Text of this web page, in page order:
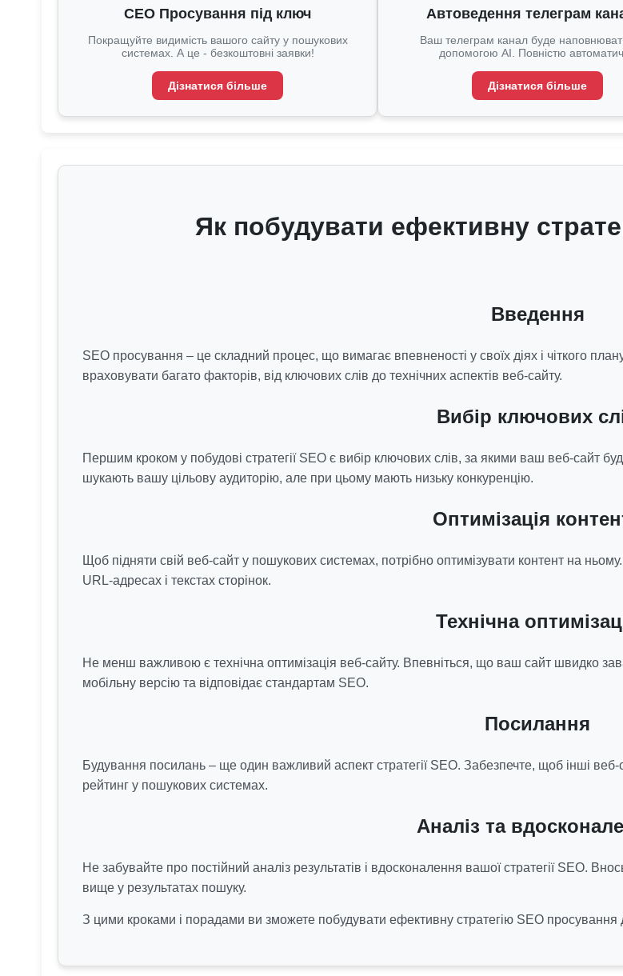
СЕО Просування під ключ
Покращуйте видимість вашого сайту у пошукових
системах. А це - безкоштовні заявки!
Дізнатися більше
Автоведення телеграм
Ваш телеграм канал буде
допомогою AI. Повністю
Дізнатися більше
Як побудувати ефективну
Введення
SEO просування – це складний процес, що вимагає впевненості у своїх діях і чіткого
враховувати багато факторів, від ключових слів до технічних аспектів веб-сайту.
Вибір ключових
Першим кроком у побудові стратегії SEO є вибір ключових слів, за якими ваш веб-сайт
шукають вашу цільову аудиторію, але при цьому мають низьку конкуренцію.
Оптимізація
Щоб підняти свій веб-сайт у пошукових системах, потрібно оптимізувати контент на
URL-адресах і текстах сторінок.
Технічна
Не менш важливою є технічна оптимізація веб-сайту. Впевніться, що ваш сайт швидко
мобільну версію та відповідає стандартам SEO.
Посилання
Будування посилань – ще один важливий аспект стратегії SEO. Забезпечте, щоб інші
рейтинг у пошукових системах.
Аналіз та
Не забувайте про постійний аналіз результатів і вдосконалення вашої стратегії SEO.
вище у результатах пошуку.
З цими кроками і порадами ви зможете побудувати ефективну стратегію SEO просування